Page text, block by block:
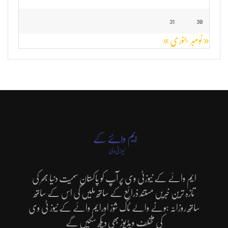
30
31
« نومبر جنوری »
ایم وائے کے نیوزٹی وی پر آپ کو پاکستان سمیت دنیا بھر کی
تازہ ترین خبریں مستند ذرائع کے ساتھ ملیں گی اس کے ساتھ
ساتھ روزانہ ہونے والے ٹاک شوز اورایم وائے کے نیوز ٹی وی
کی مختلف ویڈیوز بھی دیکھ سکیں گے